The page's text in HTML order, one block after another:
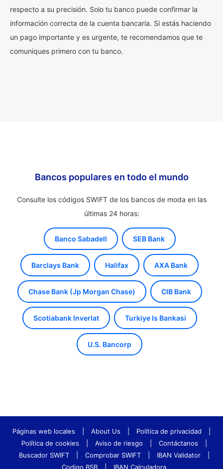
respecto a su precisión. Solo tu banco puede confirmar la
información correcta de la cuenta bancaria. Si estás haciendo
un pago importante y es urgente, te recomendamos que te
comuniques primero con tu banco.
Bancos populares en todo el mundo
Consulte los códigos SWIFT de los bancos de moda en las
últimas 24 horas:
Banco Sabadell SEB Bank
Barclays Bank Halifax AXA Bank
Chase Bank (Jp Morgan Chase) CIB Bank
Scotiabank Inverlat Turkiye Is Bankasi
U.S. Bancorp
Páginas web locales About Us Política de privacidad
Política de cookies
Aviso de riesgo Contáctanos
Buscador SWIFT
Comprobar SWIFT IBAN Validator
Codigo BSB
IBAN Calculadora